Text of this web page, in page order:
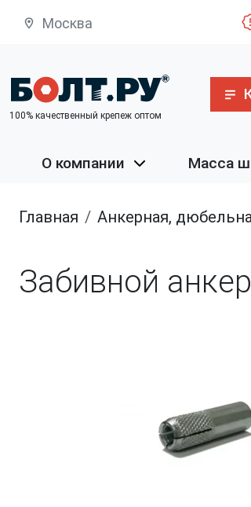
Москва
100% качественный крепеж оптом
О компании Масса
Главная анкерная, дюбельная
Забивной